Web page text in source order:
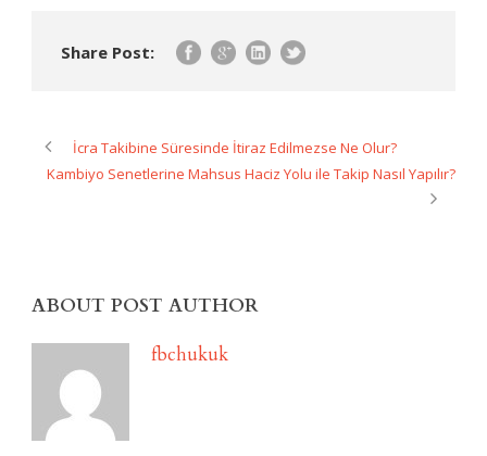
Share Post:
İcra Takibine Süresinde İtiraz Edilmezse Ne Olur?
Kambiyo Senetlerine Mahsus Haciz Yolu ile Takip Nasıl Yapılır?
ABOUT POST AUTHOR
fbchukuk